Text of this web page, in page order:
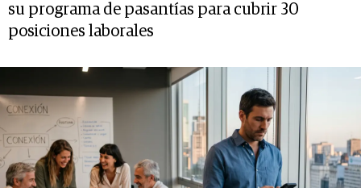
su programa de pasantías para cubrir 30
posiciones laborales